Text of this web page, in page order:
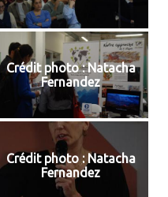
Crédit photo : Natacha
Fernandez
Crédit photo : Natacha
Fernandez